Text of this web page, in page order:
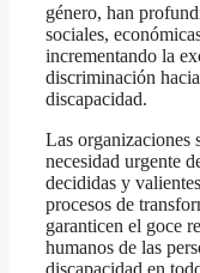
género, han
sociales,
incrementando la
discriminación
discapacidad.
Las organizaciones
necesidad urgente
decididas y
procesos de
garanticen el goce
humanos de las
discapacidad en